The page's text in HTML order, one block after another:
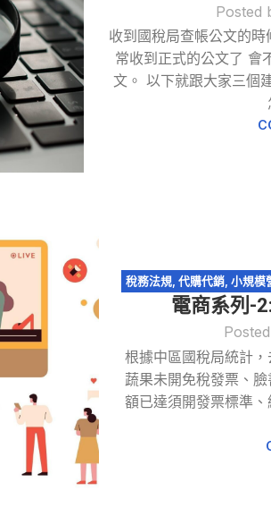
Posted
收到國稅局查帳公文的
常收到正式的公文了 會
文。 以下就跟大家三個
稅務法規 ,代購代銷 ,小規模
網紅報稅, 網
電商系列-
根據中區國稅局統計
蔬果未開免稅發票、
額已達須開發票標準